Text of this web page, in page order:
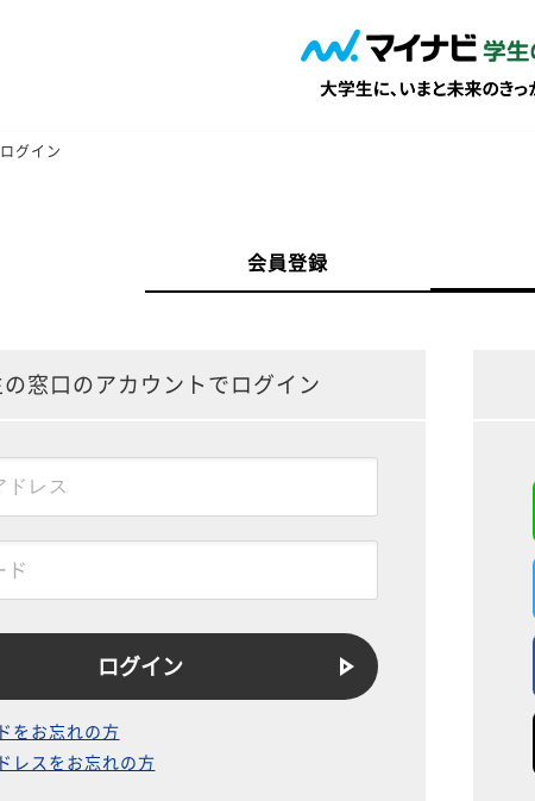
ログイン
会員登録
の窓口のアカウントでログイン
をお忘れの方
レスをお忘れの方